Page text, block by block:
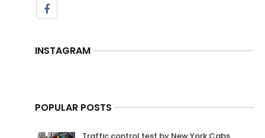
INSTAGRAM
POPULAR POSTS